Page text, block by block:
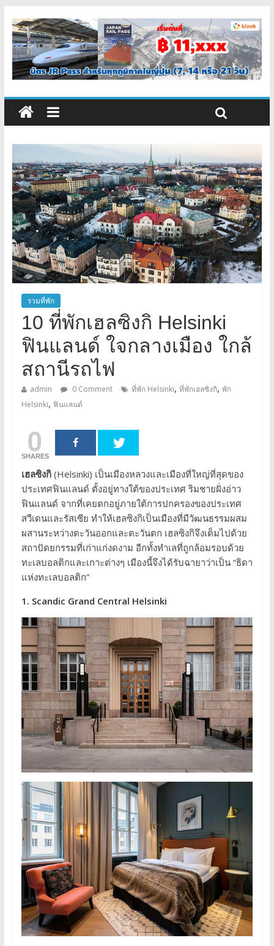
รวมที่พัก
10 ที่พักเฮลซิงกิ Helsinki
ฟินแลนด์ ใจกลางเมือง ใกล้
สถานีรถไฟ
admin 0 Comment ที่พัก Helsinki, ที่พักเฮลซิงกิ, พัก
Helsinki, ฟินแลนด์
0
SHARES
เฮลซิงกิ (Helsinki) เป็นเมืองหลวงและเมืองที่ใหญ่ที่สุดของ
ประเทศฟินแลนด์ ตั้งอยู่ทางใต้ของประเทศ ริมชายฝั่งอ่าว
ฟินแลนด์ จากที่เคยตกอยู่ภายใต้การปกครองของประเทศ
สวีเดนและรัสเซีย ทำให้เฮลซิงกิเป็นเมืองที่มีวัฒนธรรมผสม
ผสานระหว่างตะวันออกและตะวันตก เฮลซิงกิจึงเต็มไปด้วย
สถาปัตยกรรมที่เก่าแก่งดงาม อีกทั้งทำเลที่ถูกล้อมรอบด้วย
ทะเลบอลติกและเกาะต่างๆ เมืองนี้จึงได้รับฉายาว่าเป็น “ธิดา
แห่งทะเลบอลติก”
1. Scandic Grand Central Helsinki